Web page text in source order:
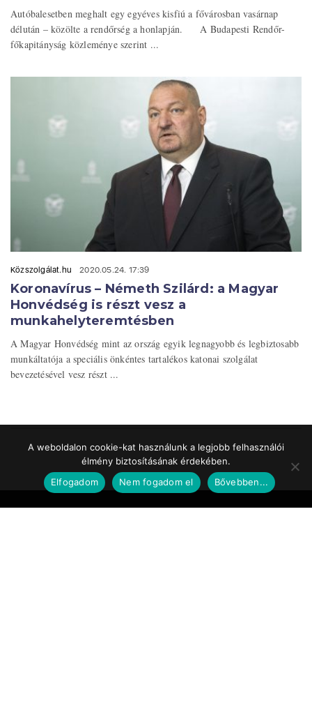
Autóbalesetben meghalt egy egyéves kisfiú a fővárosban vasárnap
délután – közölte a rendőrség a honlapján. A Budapesti Rendőr-
főkapitányság közleménye szerint ...
Közszolgálat.hu 2020.05.24. 17:39
Koronavírus – Németh Szilárd: a Magyar
Honvédség is részt vesz a
munkahelyteremtésben
A Magyar Honvédség mint az ország egyik legnagyobb és legbiztosabb
munkáltatója a speciális önkéntes tartalékos katonai szolgálat
bevezetésével vesz részt ...
A weboldalon cookie-kat használunk a legjobb felhasználói
élmény biztosításának érdekében.
Elfogadom
Nem fogadom el Bővebben...